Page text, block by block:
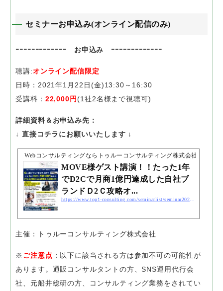
セミナーお申込み(オンライン配信のみ)
ｰｰｰｰｰｰｰｰｰｰｰｰｰ お申込み ｰｰｰｰｰｰｰｰｰｰｰｰｰ
聴講:オンライン配信限定
日時：2021年1月22日(金)13:30～16:30
受講料： 22,000円(1社2名様まで視聴可)
詳細資料＆お申込み先：
↓ 直接コチラにお願いいたします ↓
Webコンサルティングならトゥルーコンサルティング株式会社
MOVE様ゲスト講演！！たった1年
でD2Cで月商1億円達成した自社ブ
ランドＤ2Ｃ攻略オ...
主催：トゥルーコンサルティング株式会社
※ ご注意点 ：以下に該当される方は参加不可の可能性が
あります。 通販コンサルタントの方、SNS運用代行会
社、元船井総研の方、
コンサルティング業務をされてい